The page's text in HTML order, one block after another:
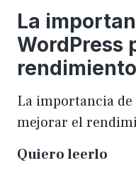
La
WordPress
La importancia de
mejorar el
Quiero leerlo